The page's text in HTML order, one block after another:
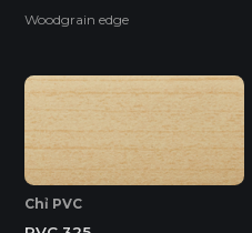
Woodgrain edge
Chỉ PVC